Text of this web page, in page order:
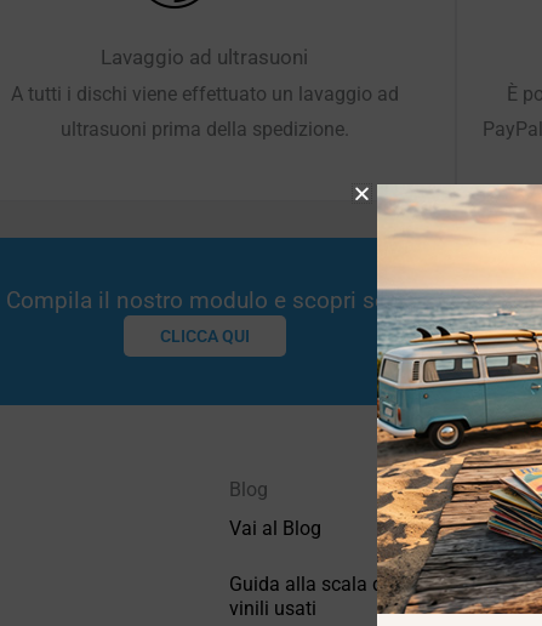
Lavaggio ad ultrasuoni
A tutti i dischi viene effettuato un lavaggio ad
ultrasuoni prima della spedizione.
È
Compila il nostro modulo e scopri se potremmo
CLICCA QUI
Blog
Vai al Blog
Guida alla scala di valutazione dei
vinili usati